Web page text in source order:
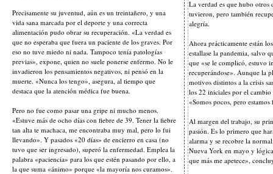
Precisamente su juventud, aún es un treintañero, y una
vida sana marcada por el deporte y una correcta
alimentación pudo obrar su recuperación. «La verdad es
que no esperaba que fuera un paciente de los graves. Por
eso no tuve miedo ni nada. Tampoco tenía patologías
previas», expone, quien no suele ponerse enfermo. No le
invadieron los pensamientos negativos, ni pensó en la
muerte. «Nunca los tengo», asegura, al tiempo que
destaca que la atención médica fue buena.
Pero no fue como pasar una gripe ni mucho menos.
«Estuve más de ocho días con fiebre de 39. Tener la fiebre
tan alta te machaca, me encontraba muy mal, pero lo fui
llevando». Y pasados «20 días» de encierro en casa (no
tuvo que ser ingresado), superó la enfermedad. Emplea la
palabra «paciencia» para los que estén pasando por ello, a
la que suma «ánimo» porque «la mayoría nos curamos».
La verdad es que hubo otros
tuvieron, pero también
alegría.
Ahora prácticamente están
estallase la pandemia, salvo
que «se le complicó, estuvo
recuperándose». Aunque la
motivos distintos a la crisis
los 22 iniciales por el cambio
«Somos pocos, pero
Al margen del trabajo, su
pasión. Es lo primero que
alarma y se recobre la
Nueva York en mayo y
que más me apetece»,